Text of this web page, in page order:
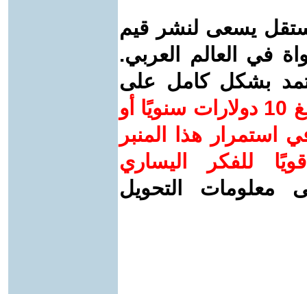
يسعى لنشر قيم
في العالم العربي.
بشكل كامل على
ساهم/ي معنا! بدعمكم بمبلغ 10 دولارات سنويًا أو
استمرار هذا المنبر
للفكر اليساري
معلومات التحويل